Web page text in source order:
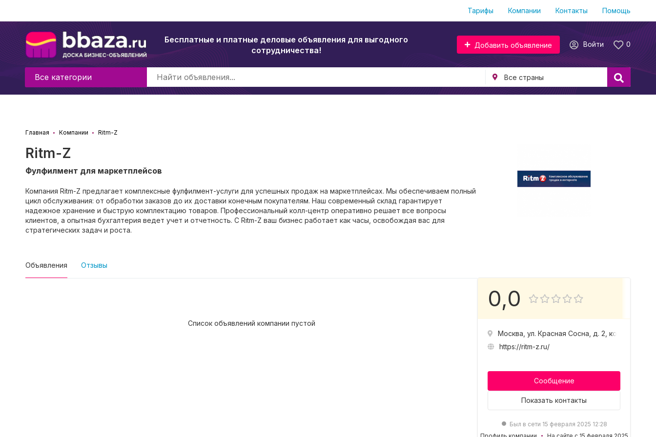
Тарифы Компании Контакты Помощь
Бесплатные и платные деловые объявления для выгодного
сотрудничества!
0
Войти
Добавить объявление
Все категории
Главная Компании Ritm-Z
Ritm-Z
Фулфилмент для маркетплейсов
Компания Ritm-Z предлагает комплексные фулфилмент-услуги для успешных продаж на маркетплейсах. Мы обеспечиваем полный
цикл обслуживания: от обработки заказов до их доставки конечным покупателям. Наш современный склад гарантирует
надежное хранение и быструю комплектацию товаров. Профессиональный колл-центр оперативно решает все вопросы
клиентов, а опытная бухгалтерия ведет учет и отчетность. С Ritm-Z ваш бизнес работает как часы, освобождая вас для
стратегических задач и роста.
Объявления Отзывы
Список объявлений компании пустой
0,0
Москва, ул. Красная Сосна, д. 2, корп. 1, стр. 1
https://ritm-z.ru/
Сообщение
Показать контакты
Был в сети 15 февраля 2025 12:28